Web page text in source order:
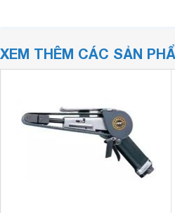
XEM THÊM CÁC SẢN